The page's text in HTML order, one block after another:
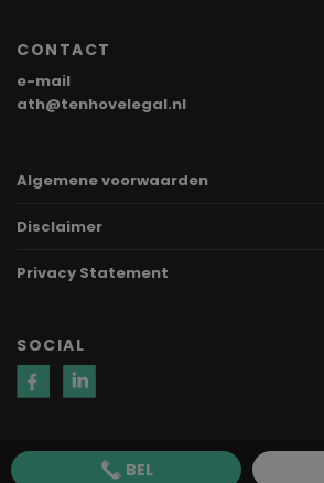
CONTACT
e-mail
ath@tenhovelegal.nl
Algemene voorwaarden
Disclaimer
Privacy Statement
SOCIAL
BEL